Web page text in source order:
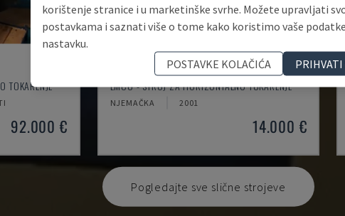
TOKARENJE
92.000 €
EMCOMAT 200X1000
EMCO - STROJ ZA HORIZONTALNO TOKARENJE
NJEMAČKA 2001
14.000 €
Pogledajte sve slične strojeve
korištenje stranice i u marketinške svrhe. Možete upravljati
postavkama i saznati više o tome kako koristimo vaše
nastavku.
POSTAVKE KOLAČIĆA
PRIHVATI